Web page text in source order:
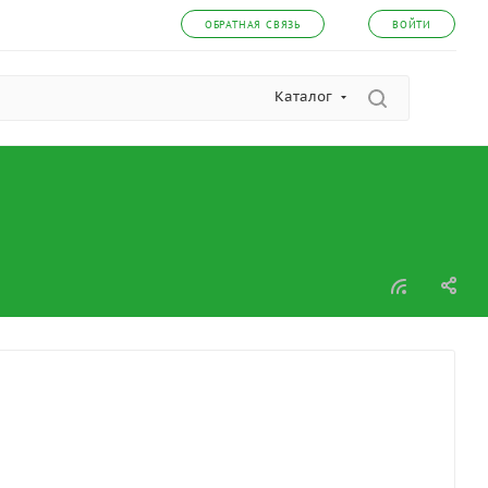
ОБРАТНАЯ СВЯЗЬ ВОЙТИ
Каталог